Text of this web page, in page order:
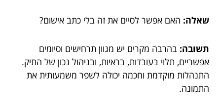
שאלה: האם אפשר לסיים את זה בלי כתב אישום?
תשובה: בהרבה מקרים יש מגוון תרחישים וסיומים
אפשריים, תלוי בעובדות, בראיות, ובניהול נכון של התיק.
התנהלות מוקדמת וחכמה יכולה לשפר משמעותית את
התמונה.